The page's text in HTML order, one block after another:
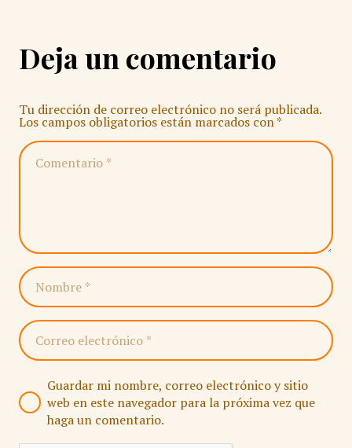
Deja un comentario
Tu dirección de correo electrónico no será publicada.
Los campos obligatorios están marcados con*
Guardar mi nombre, correo electrónico y sitio
web en este navegador para la próxima vez que
haga un comentario.